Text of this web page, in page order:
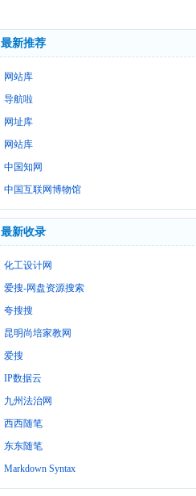
最新推荐
网站库
导航啦
网址库
网站库
中国知网
中国互联网博物馆
最新收录
化工设计网
爱搜-网盘资源搜索
夸搜搜
昆明尚培家教网
爱搜
IP数据云
九州法治网
西西随笔
东东随笔
Markdown Syntax